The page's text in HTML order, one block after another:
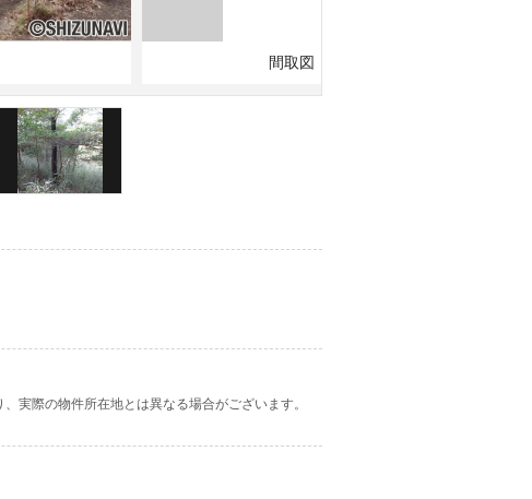
間取図：間取りと現況が異なる場合
実際の物件所在地とは異なる場合がございます。